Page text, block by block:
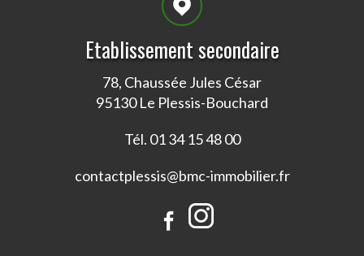
Etablissement secondaire
78, Chaussée Jules César
95130 Le Plessis-Bouchard
Tél. 01 34 15 48 00
contactplessis@bmc-immobilier.fr